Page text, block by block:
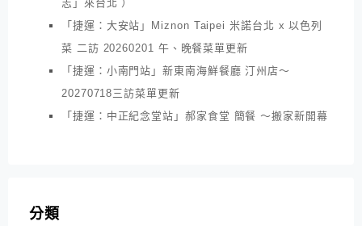
志」來台北 ）
「捷運：大安站」Miznon Taipei 米諾台北 x 以色列
菜 二訪 20260201 午、晚餐菜單更新
「捷運：小南門站」新東南海鮮餐廳 汀州店～
20270718三訪菜單更新
「捷運：中正紀念堂站」郝家食堂 簡餐 ～搬家新開幕
分類